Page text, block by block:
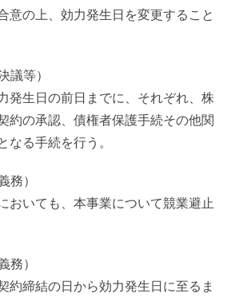
意の上、効力発生日を変更すること
議等）
発生日の前日までに、それぞれ、株
約の承認、債権者保護手続その他関
なる手続を行う。
務）
おいても、本事業について競業避止
務）
約締結の日から効力発生日に至るま